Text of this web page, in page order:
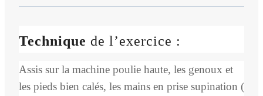
Technique de l’exercice :
Assis sur la machine poulie haute, les genoux et
les pieds bien calés, les mains en prise supination (